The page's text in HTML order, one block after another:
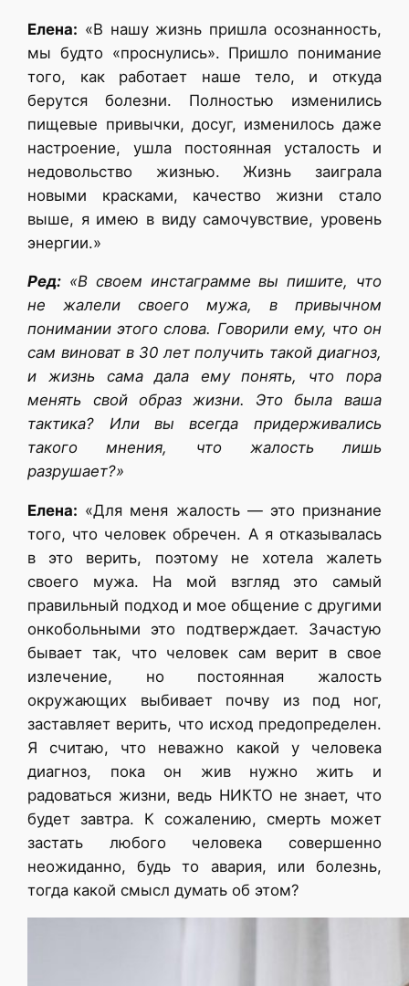
Елена: «В нашу жизнь пришла осознанность,
мы будто «проснулись». Пришло понимание
того, как работает наше тело, и откуда
берутся болезни. Полностью изменились
пищевые привычки, досуг, изменилось даже
настроение, ушла постоянная усталость и
недовольство жизнью. Жизнь заиграла
новыми красками, качество жизни стало
выше, я имею в виду самочувствие, уровень
энергии.»
Ред: «В своем инстаграмме вы пишите, что
не жалели своего мужа, в привычном
понимании этого слова. Говорили ему, что он
сам виноват в 30 лет получить такой диагноз,
и жизнь сама дала ему понять, что пора
менять свой образ жизни. Это была ваша
тактика? Или вы всегда придерживались
такого мнения, что жалость лишь
разрушает?»
Елена: «Для меня жалость — это признание
того, что человек обречен. А я отказывалась
в это верить, поэтому не хотела жалеть
своего мужа. На мой взгляд это самый
правильный подход и мое общение с другими
онкобольными это подтверждает. Зачастую
бывает так, что человек сам верит в свое
излечение, но постоянная жалость
окружающих выбивает почву из под ног,
заставляет верить, что исход предопределен.
Я считаю, что неважно какой у человека
диагноз, пока он жив нужно жить и
радоваться жизни, ведь НИКТО не знает, что
будет завтра. К сожалению, смерть может
застать любого человека совершенно
неожиданно, будь то авария, или болезнь,
тогда какой смысл думать об этом?